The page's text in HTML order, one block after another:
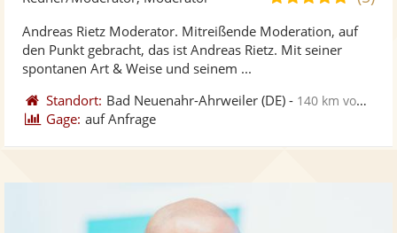
Fotos
5
Andreas Rietz Moderator. Mitreißende Moderation, auf
den Punkt gebracht, das ist Andreas Rietz. Mit seiner
spontanen Art & Weise und seinem ...
Standort: Bad Neuenahr-Ahrweiler (DE) - 140 km von Rodgau
Gage: auf Anfrage